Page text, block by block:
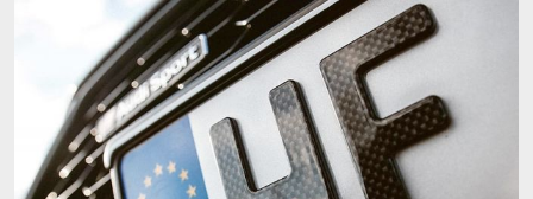
Kennzeichens ermöglichen eine angenehme Montage –
Schnitte und Kratzer gehören mit dem Kunststoff-Schild
der Vergangenheit an.
Eine normgerechte Alternative mit überlegener
Technologie: das hochwertige Kfz-Kennzeichen aus
Kunststoff ist geprüft und zertifiziert. Unabhängige
akkreditierte Prüfungsinstitute bestätigen, dass das